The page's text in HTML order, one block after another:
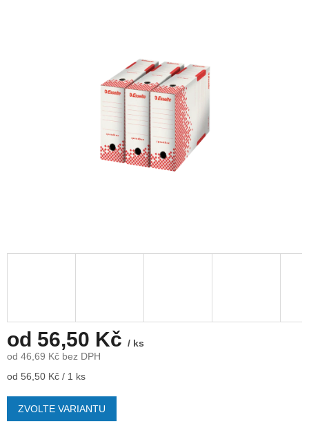
od 56,50 Kč / ks
od 46,69 Kč bez DPH
Měrná
od 56,50 Kč / 1 ks
ZVOLTE VARIANTU